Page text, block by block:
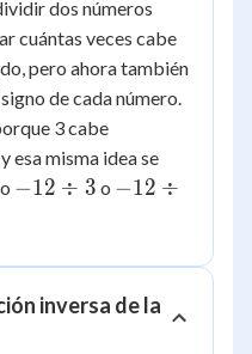
dos números
cuántas veces cabe
pero ahora también
de cada número.
3 cabe
esa misma idea se
-12
−12 ÷ 3 o -12
−12 ÷
inversa de la